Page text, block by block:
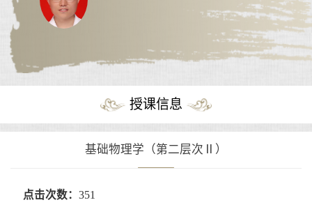
授课信息
基础物理学（第二层次Ⅱ）
点击次数： 351